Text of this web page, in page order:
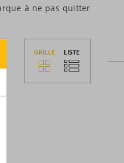
à ne pas quitter
GRILLE LISTE